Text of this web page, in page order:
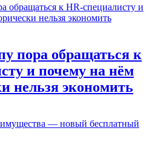
пора обращаться к
и почему на нём
нельзя экономить